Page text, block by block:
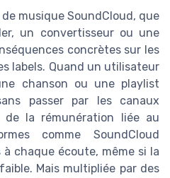
musique SoundCloud, que
un convertisseur ou une
concrètes sur les
labels. Quand un utilisateur
chanson ou une playlist
passer par les canaux
de la rémunération liée au
comme SoundCloud
chaque écoute, même si la
Mais multipliée par des